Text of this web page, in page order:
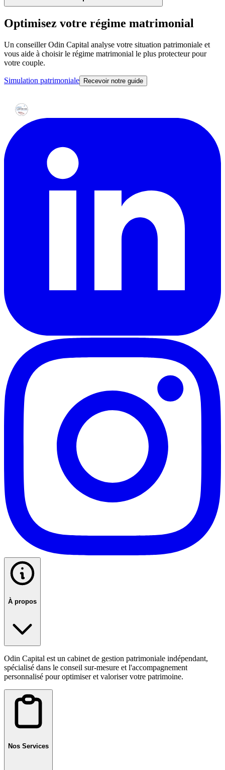
Optimisez votre régime matrimonial
Un conseiller Odin Capital analyse votre situation patrimoniale et
vous aide à choisir le régime matrimonial le plus protecteur pour
votre couple.
Simulation patrimoniale Recevoir notre guide
À propos
Odin Capital est un cabinet de gestion patrimoniale indépendant,
spécialisé dans le conseil sur-mesure et l'accompagnement
personnalisé pour optimiser et valoriser votre patrimoine.
Nos Services